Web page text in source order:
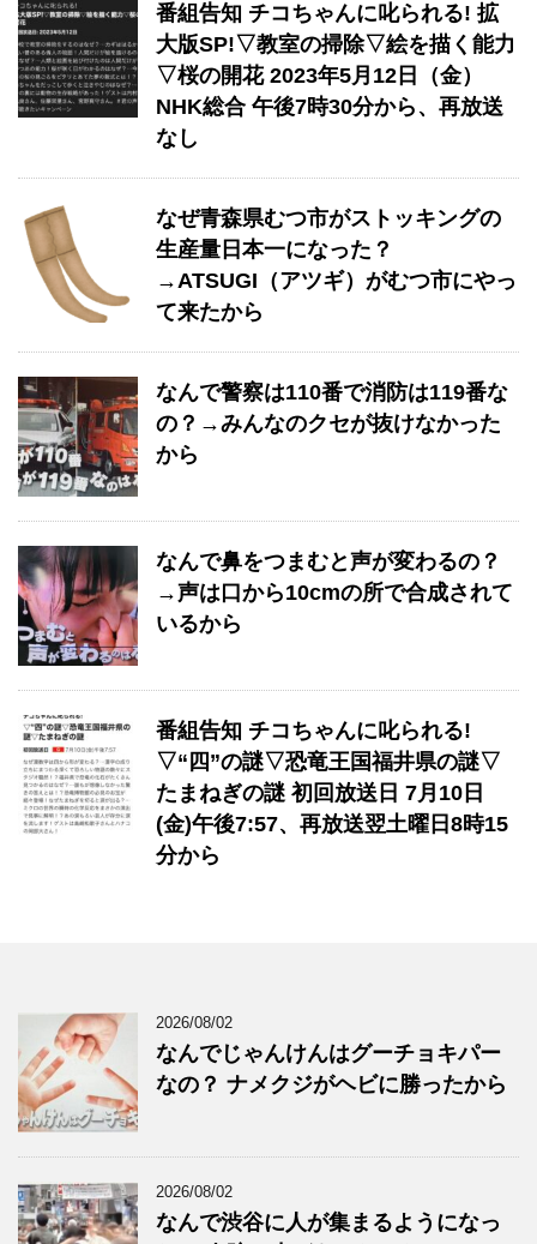
番組告知 チコちゃんに叱られる! 拡
大版SP!▽教室の掃除▽絵を描く能力
▽桜の開花 2023年5月12日（金）
NHK総合 午後7時30分から、再放送
なし
なぜ青森県むつ市がストッキングの
生産量日本一になった？
→ATSUGI（アツギ）がむつ市にやっ
て来たから
なんで警察は110番で消防は119番な
の？→みんなのクセが抜けなかった
から
なんで鼻をつまむと声が変わるの？
→声は口から10cmの所で合成されて
いるから
番組告知 チコちゃんに叱られる!
▽“四”の謎▽恐竜王国福井県の謎▽
たまねぎの謎 初回放送日 7月10日
(金)午後7:57、再放送翌土曜日8時15
分から
2026/08/02
なんでじゃんけんはグーチョキパー
なの？ ナメクジがヘビに勝ったから
2026/08/02
なんで渋谷に人が集まるようになっ